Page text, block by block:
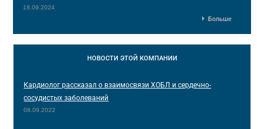
18.09.2024
Больше
НОВОСТИ ЭТОЙ КОМПАНИИ
Кардиолог рассказал о взаимосвязи ХОБЛ и сердечно-
сосудистых заболеваний
08.09.2022